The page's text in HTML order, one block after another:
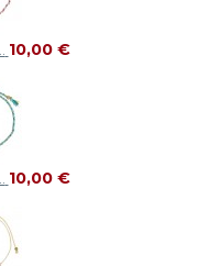
10,00 €
10,00 €